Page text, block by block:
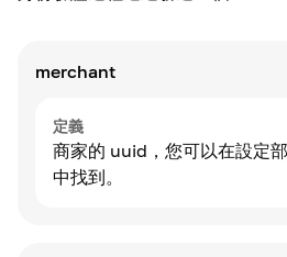
merchant
定義
商家的 uuid，您可以在設定
中找到。